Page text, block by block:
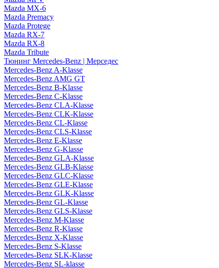
Mazda MX-6
Mazda Premacy
Mazda Protege
Mazda RX-7
Mazda RX-8
Mazda Tribute
Тюнинг Mercedes-Benz | Мерседес
Mercedes-Benz A-Klasse
Mercedes-Benz AMG GT
Mercedes-Benz B-Klasse
Mercedes-Benz C-Klasse
Mercedes-Benz CLA-Klasse
Mercedes-Benz CLK-Klasse
Mercedes-Benz CL-Klasse
Mercedes-Benz CLS-Klasse
Mercedes-Benz E-Klasse
Mercedes-Benz G-Klasse
Mercedes-Benz GLA-Klasse
Mercedes-Benz GLB-Klasse
Mercedes-Benz GLC-Klasse
Mercedes-Benz GLE-Klasse
Mercedes-Benz GLK-Klasse
Mercedes-Benz GL-Klasse
Mercedes-Benz GLS-Klasse
Mercedes-Benz M-Klasse
Mercedes-Benz R-Klasse
Mercedes-Benz X-Klasse
Mercedes-Benz S-Klasse
Mercedes-Benz SLK-Klasse
Mercedes-Benz SL-klasse